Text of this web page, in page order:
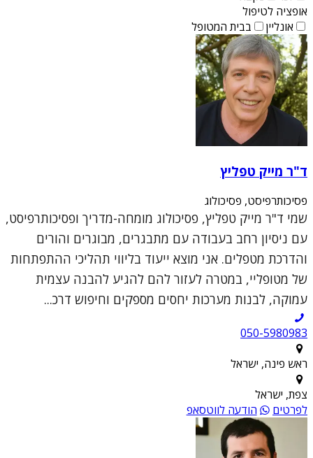
אופציה לטיפול
אונליין
בבית המטופל
ד"ר מייק טפליץ
פסיכותרפיסט, פסיכולוג
שמי ד"ר מייק טפליץ, פסיכולוג מומחה-מדריך ופסיכותרפיסט,
עם ניסיון רחב בעבודה עם מתבגרים, מבוגרים והורים
והדרכת מטפלים. אני מוצא ייעוד בליווי תהליכי ההתפתחות
של מטופליי, במטרה לעזור להם להגיע להבנה עצמית
עמוקה, לבנות מערכות יחסים מספקים וחיפוש דרכ...
050-5980983
ראש פינה, ישראל
צפת, ישראל
לפרטים
הודעה לווטסאפ